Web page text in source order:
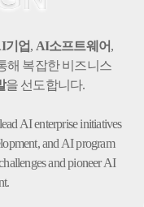
기업, AI소프트웨어,
해 복잡한 비즈니스
을 선도합니다.
AI enterprise initiatives
and AI program
and pioneer AI